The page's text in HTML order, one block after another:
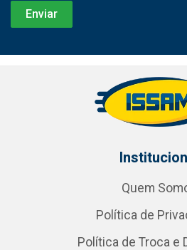
Quem
Política de
Política de Troca e